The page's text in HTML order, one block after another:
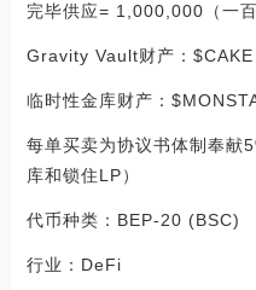
完毕供应= 1,000,000（一
Gravity Vault财产：$CAKE
临时性金库财产：
每单买卖为协议书体制奉献
库和锁住LP）
代币种类：BEP-20 (BSC)
行业：DeFi